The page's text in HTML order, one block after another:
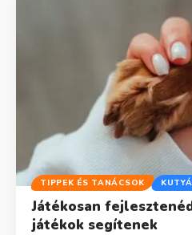
TIPPEK ÉS TANÁCSOK
Játékosan
játékok segítenek